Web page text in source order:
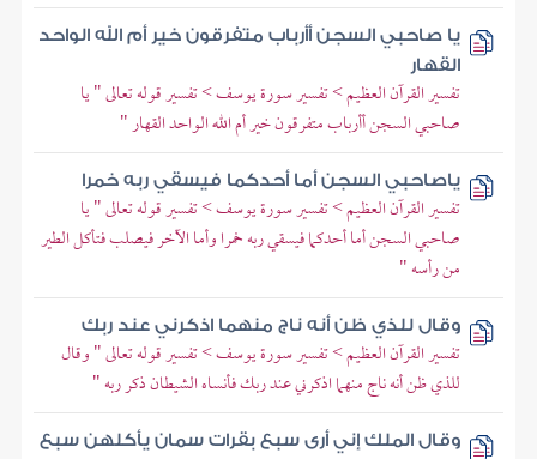
يا صاحبي السجن أأرباب متفرقون خير أم الله الواحد
القهار
تفسير القرآن العظيم > تفسير سورة يوسف > تفسير قوله تعالى " يا
صاحبي السجن أأرباب متفرقون خير أم الله الواحد القهار "
ياصاحبي السجن أما أحدكما فيسقي ربه خمرا
تفسير القرآن العظيم > تفسير سورة يوسف > تفسير قوله تعالى " يا
صاحبي السجن أما أحدكما فيسقي ربه خمرا وأما الآخر فيصلب فتأكل الطير
من رأسه "
وقال للذي ظن أنه ناج منهما اذكرني عند ربك
تفسير القرآن العظيم > تفسير سورة يوسف > تفسير قوله تعالى " وقال
للذي ظن أنه ناج منهما اذكرني عند ربك فأنساه الشيطان ذكر ربه "
وقال الملك إني أرى سبع بقرات سمان يأكلهن سبع